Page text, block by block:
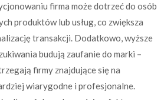
firma może dotrzeć do osób
produktów lub usług, co zwiększa
transakcji. Dodatkowo, wyższe
budują zaufanie do marki –
firmy znajdujące się na
wiarygodne i profesjonalne.